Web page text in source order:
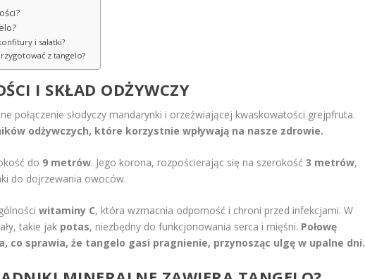
i sałatki?
z tangelo?
I SKŁAD ODŻYWCZY
połączenie słodyczy mandarynki i orzeźwiającej kwaskowatości grejpfruta.
odżywczych, które korzystnie wpływają na nasze zdrowie.
do 9 metrów. Jego korona, rozpościerając się na szerokość3 metrów,
do dojrzewania owoców.
witaminy C, która wzmacnia odporność i chroni przed infekcjami. W
takie jak potas, niezbędny do funkcjonowania serca i mięśni. Połowę
co sprawia, że tangelo gasi pragnienie, przynosząc ulgę w upalne dni.